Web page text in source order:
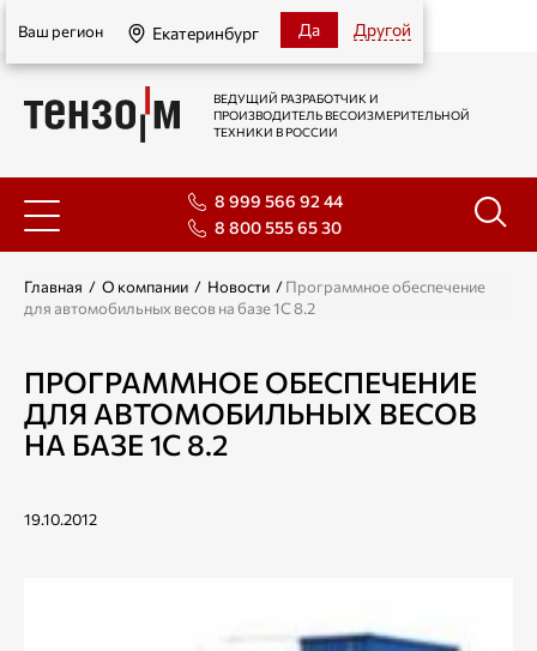
Екатеринбург
Ваш регион Екатеринбург Да Другой
ВЕДУЩИЙ РАЗРАБОТЧИК И
ПРОИЗВОДИТЕЛЬ ВЕСОИЗМЕРИТЕЛЬНОЙ
ТЕХНИКИ В РОССИИ
8 999 566 92 44
8 800 555 65 30
Главная / О компании / Новости /Программное обеспечение
для автомобильных весов на базе 1С 8.2
ПРОГРАММНОЕ ОБЕСПЕЧЕНИЕ
ДЛЯ АВТОМОБИЛЬНЫХ ВЕСОВ
НА БАЗЕ 1С 8.2
19.10.2012